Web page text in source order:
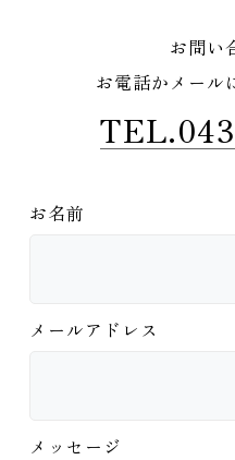
お問い
お電話かメール
お名前
メールアドレス
メッセージ